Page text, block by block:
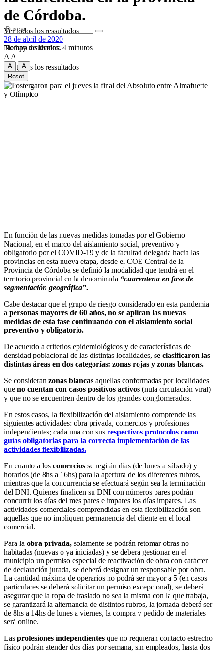
No hay resultados.
Ver todos los ressultados
Ver todos los ressultados
de Córdoba.
28 de abril de 2020
Tiempo de lectura: 4 minutos
A A
A
A
Reset
En función de las nuevas medidas tomadas por el Gobierno
Nacional, en el marco del aislamiento social, preventivo y
obligatorio por el COVID-19 y de la facultad delegada hacia las
provincias en esta nueva etapa, desde el COE Central de la
Provincia de Córdoba se definió la modalidad que tendrá en el
territorio provincial en la denominada “cuarentena en fase de
segmentación geográfica”.
Cabe destacar que el grupo de riesgo considerado en esta pandemia
a personas mayores de 60 años, no se aplican las nuevas
medidas de esta fase continuando con el aislamiento social
preventivo y obligatorio.
De acuerdo a criterios epidemiológicos y de características de
densidad poblacional de las distintas localidades, se clasificaron las
distintas áreas en dos categorías: zonas rojas y zonas blancas.
Se consideran zonas blancas aquellas conformadas por localidades
que no cuentan con casos positivos activos (nula circulación viral)
y que no se encuentren dentro de los grandes conglomerados.
En estos casos, la flexibilización del aislamiento comprende las
siguientes actividades: obra privada, comercios y profesiones
independientes; cada una con sus respectivos protocolos como
guías obligatorias para la correcta implementación de las
actividades flexibilizadas.
En cuanto a los comercios se regirán días (de lunes a sábado) y
horarios (de 8hs a 16hs) para la apertura de los diferentes rubros,
mientras que la concurrencia se efectuará según sea la terminación
del DNI. Quienes finalicen su DNI con números pares podrán
concurrir los días del mes pares e impares los días impares. Las
actividades comerciales comprendidas en esta flexibilización son
aquellas que no impliquen permanencia del cliente en el local
comercial.
Para la obra privada, solamente se podrán retomar obras no
habitadas (nuevas o ya iniciadas) y se deberá gestionar en el
municipio un permiso especial de reactivación de obra con carácter
de declaración jurada, se deberá designar un responsable por obra.
La cantidad máxima de operarios no podrá ser mayor a 5 (en casos
particulares se deberá solicitar un permiso excepcional), se deberá
asegurar que la ropa de traslado no sea la misma con la que trabaja,
se garantizará la alternancia de distintos rubros, la jornada deberá ser
de 8hs a 14hs de lunes a viernes, la compra y pedido de materiales
será online.
Las profesiones independientes que no requieran contacto estrecho
físico podrán atender dos días por semana, sin empleados, hasta dos